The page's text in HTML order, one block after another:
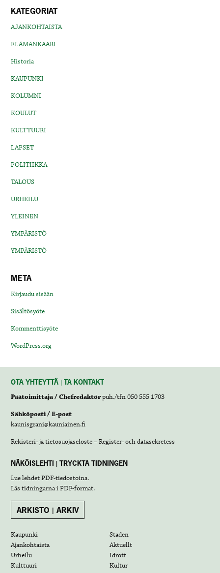
KATEGORIAT
AJANKOHTAISTA
ELÄMÄNKAARI
Historia
KAUPUNKI
KOLUMNI
KOULUT
KULTTUURI
LAPSET
POLITIIKKA
TALOUS
URHEILU
YLEINEN
YMPÄRISTÖ
YMPÄRISTÖ
META
Kirjaudu sisään
Sisältösyöte
Kommenttisyöte
WordPress.org
OTA YHTEYTTÄ | TA KONTAKT
Päätoimittaja / Chefredaktörpuh./tfn 050 555 1703
Sähköposti / E-post
kaunisgrani@kauniainen.fi
Rekisteri- ja tietosuojaseloste – Register- och datasekretess
NÄKÖISLEHTI | TRYCKTA TIDNINGEN
Lue lehdetPDF-tiedostoina.
Läs tidningarna iPDF-format.
ARKISTO | ARKIV
Kaupunki
Staden
Ajankohtaista
Aktuellt
Urheilu
Idrott
Kulttuuri
Kultur